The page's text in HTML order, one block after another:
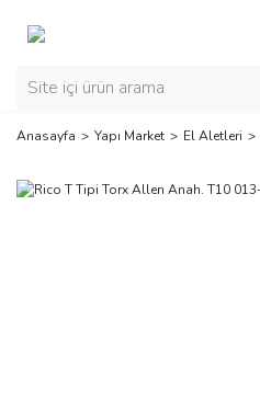
Anasayfa Yapı Market El Aletleri